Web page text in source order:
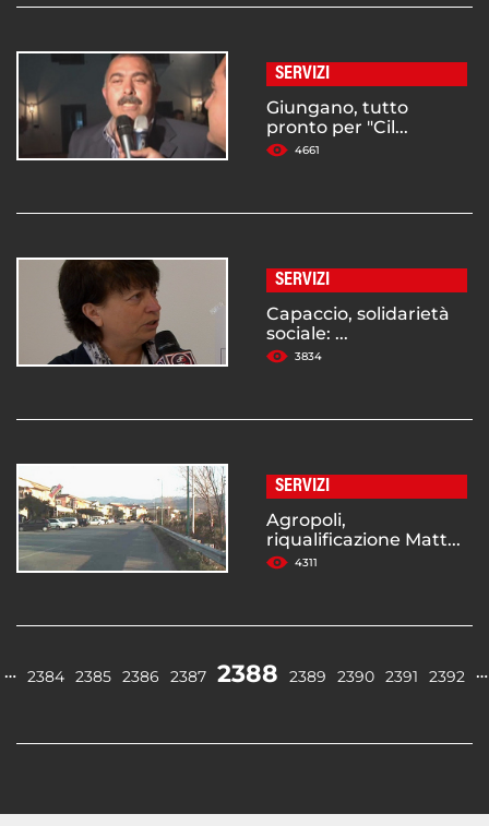
SERVIZI
Giungano, tutto
pronto per "Cil...
4661
SERVIZI
Capaccio, solidarietà
sociale: ...
3834
SERVIZI
Agropoli,
riqualificazione Matt...
4311
… 2384 2385 2386 2387 2388 2389 2390 2391 2392 …